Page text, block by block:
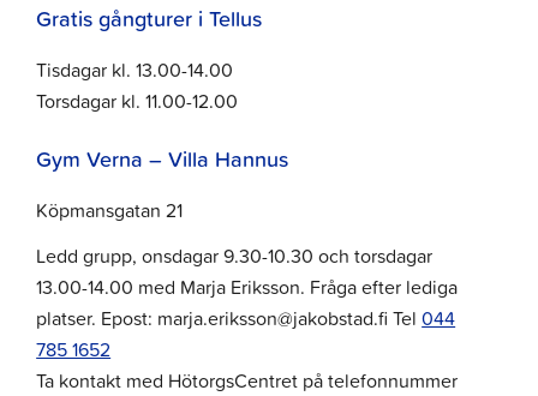
Gratis gångturer i Tellus
Tisdagar kl. 13.00-14.00
Torsdagar kl. 11.00-12.00
Gym Verna – Villa Hannus
Köpmansgatan 21
Ledd grupp, onsdagar 9.30-10.30 och torsdagar
13.00-14.00 med Marja Eriksson. Fråga efter lediga
platser. Epost: marja.eriksson@jakobstad.fi Tel044
785 1652
Ta kontakt med HötorgsCentret på telefonnummer